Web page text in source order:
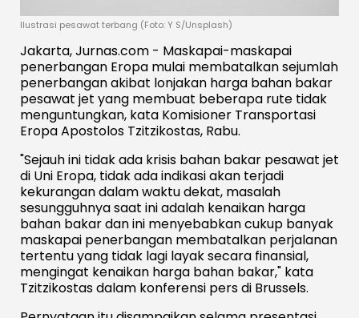
Ilustrasi pesawat terbang (Foto: Y S/Unsplash)
Jakarta, Jurnas.com - Maskapai-maskapai
penerbangan Eropa mulai membatalkan sejumlah
penerbangan akibat lonjakan harga bahan bakar
pesawat jet yang membuat beberapa rute tidak
menguntungkan, kata Komisioner Transportasi
Eropa Apostolos Tzitzikostas, Rabu.
"Sejauh ini tidak ada krisis bahan bakar pesawat jet
di Uni Eropa, tidak ada indikasi akan terjadi
kekurangan dalam waktu dekat, masalah
sesungguhnya saat ini adalah kenaikan harga
bahan bakar dan ini menyebabkan cukup banyak
maskapai penerbangan membatalkan perjalanan
tertentu yang tidak lagi layak secara finansial,
mengingat kenaikan harga bahan bakar," kata
Tzitzikostas dalam konferensi pers di Brussels.